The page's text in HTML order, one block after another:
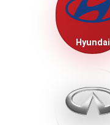
Hyundai